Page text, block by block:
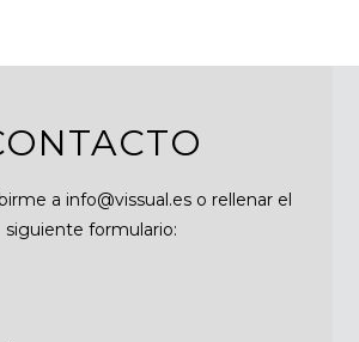
a info@vissual.es o rellenar el
siguiente formulario: